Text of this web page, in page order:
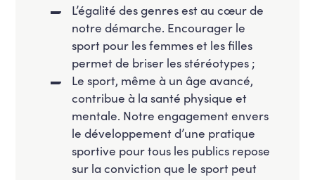
L’égalité des genres est au cœur de
notre démarche. Encourager le
sport pour les femmes et les filles
permet de briser les stéréotypes ;
Le sport, même à un âge avancé,
contribue à la santé physique et
mentale. Notre engagement envers
le développement d’une pratique
sportive pour tous les publics repose
sur la conviction que le sport peut